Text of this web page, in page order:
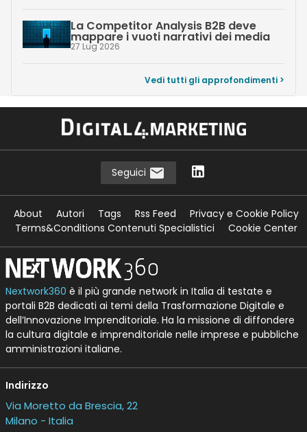
La Competitor Analysis B2B deve
mappare i vuoti narrativi dei media
27 Lug 2026
Vedi tutti gli approfondimenti >
Seguici
About Autori Tags Rss Feed
Privacy e Cookie Policy
Terms&Conditions Contenuti Specialistici
Cookie Center
Nextwork360 è il più grande network in Italia di testate e
portali B2B dedicati ai temi della Trasformazione Digitale e
dell’Innovazione Imprenditoriale. Ha la missione di diffondere
la cultura digitale e imprenditoriale nelle imprese e pubbliche
amministrazioni italiane.
Indirizzo
Via Moretto da Brescia, 22
Milano - Italia